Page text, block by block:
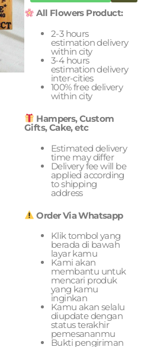
All Flowers Product:
2-3 hours
estimation delivery
within city
3-4 hours
estimation delivery
inter-cities
100% free delivery
within city
Hampers, Custom
Gifts, Cake, etc
Estimated delivery
time may differ
Delivery fee will be
applied according
to shipping
address
Order Via Whatsapp
Klik tombol yang
berada di bawah
layar kamu
Kami akan
membantu untuk
mencari produk
yang kamu
inginkan
Kamu akan selalu
diupdate dengan
status terakhir
pemesananmu
Bukti pengiriman